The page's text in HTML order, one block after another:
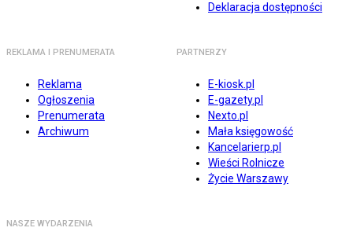
Deklaracja dostępności
REKLAMA I PRENUMERATA
Reklama
Ogłoszenia
Prenumerata
Archiwum
PARTNERZY
E-kiosk.pl
E-gazety.pl
Nexto.pl
Mała księgowość
Kancelarierp.pl
Wieści Rolnicze
Życie Warszawy
NASZE WYDARZENIA